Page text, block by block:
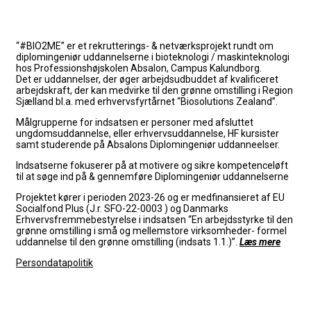
“#BIO2ME” er et rekrutterings- & netværksprojekt rundt om
diplomingeniør uddannelserne i bioteknologi / maskinteknologi
hos Professionshøjskolen Absalon, Campus Kalundborg.
Det er uddannelser, der øger arbejdsudbuddet af kvalificeret
arbejdskraft, der kan medvirke til den grønne omstilling i Region
Sjælland bl.a. med erhvervsfyrtårnet “Biosolutions Zealand”.
Målgrupperne for indsatsen er personer med afsluttet
ungdomsuddannelse, eller erhvervsuddannelse, HF kursister
samt studerende på Absalons Diplomingeniør uddanneelser.
Indsatserne fokuserer på atmotivere og sikre kompetenceløft
til at søge ind på & gennemføre Diplomingeniør uddannelserne
Projektet kører i perioden 2023-26 og er medfinansieret af EU
Socialfond Plus (J.r. SFO-22-0003 ) og Danmarks
Erhvervsfremmebestyrelse i indsatsen “En arbejdsstyrke til den
grønne omstilling i små og mellemstore virksomheder- formel
uddannelse til den grønne omstilling (indsats 1.1.)”. Læs mere
Persondatapolitik